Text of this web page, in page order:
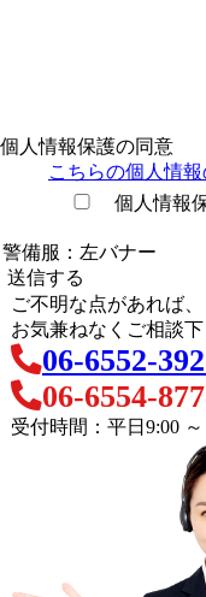
個人情報保護の同意
こちらの個人情
個人情報
ご不明な点があれば、
お気兼ねなくご相談下
06-6552-
06-6554-
受付時間：平日9:00 ～